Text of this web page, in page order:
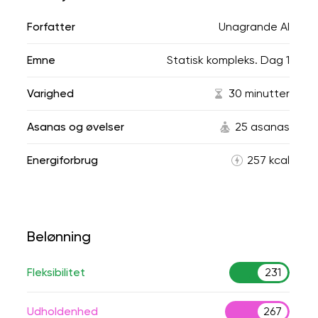
Forfatter Unagrande AI
Emne Statisk kompleks. Dag 1
Varighed 30 minutter
Asanas og øvelser 25 asanas
Energiforbrug 257 kcal
Belønning
Fleksibilitet 231
Udholdenhed 267